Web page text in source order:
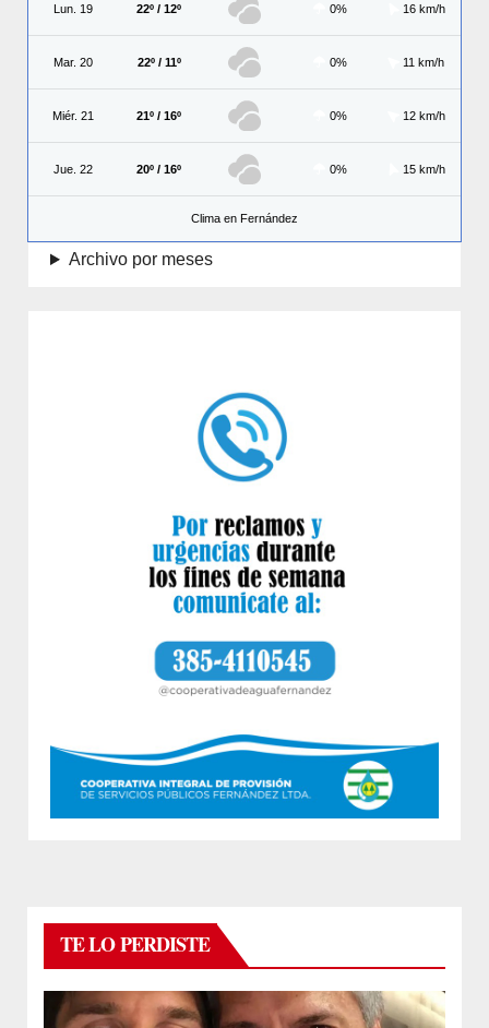
Lun. 19 22º / 12º 0% 16 km/h
Mar. 20 22º / 11º 0% 11 km/h
Miér. 21 21º / 16º 0% 12 km/h
Jue. 22 20º / 16º 0% 15 km/h
Clima en Fernández
Archivo por meses
TE LO PERDISTE